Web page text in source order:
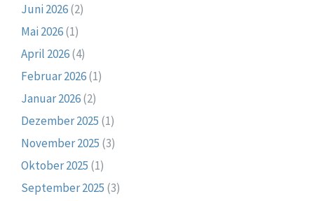
Juni 2026(2)
Mai 2026(1)
April 2026(4)
Februar 2026(1)
Januar 2026(2)
Dezember 2025 (1)
November 2025 (3)
Oktober 2025 (1)
September 2025 (3)